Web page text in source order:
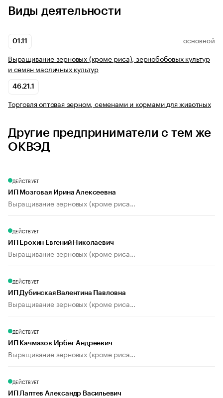
Виды деятельности
01.11 ОСНОВНОЙ
Выращивание зерновых (кроме риса), зернобобовых культур
и семян масличных культур
46.21.1
Торговля оптовая зерном, семенами и кормами для животных
Другие предприниматели с тем же
ОКВЭД
ДЕЙСТВУЕТ
ИП Мозговая Ирина Алексеевна
Выращивание зерновых (кроме риса...
ДЕЙСТВУЕТ
ИП Ерохин Евгений Николаевич
Выращивание зерновых (кроме риса...
ДЕЙСТВУЕТ
ИП Дубинская Валентина Павловна
Выращивание зерновых (кроме риса...
ДЕЙСТВУЕТ
ИП Качмазов Ирбег Андреевич
Выращивание зерновых (кроме риса...
ДЕЙСТВУЕТ
ИП Лаптев Александр Васильевич